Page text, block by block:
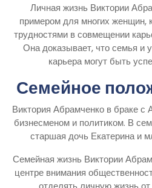
Личная жизнь Виктории
примером для многих женщин,
трудностями в совмещении
Она доказывает, что семья и
карьера могут быть
Семейное
Виктория Абрамченко в браке с
бизнесменом и политиком. В
старшая дочь Екатерина и
Семейная жизнь Виктории
центре внимания